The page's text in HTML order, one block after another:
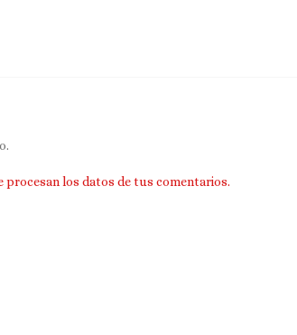
procesan los datos de tus comentarios.